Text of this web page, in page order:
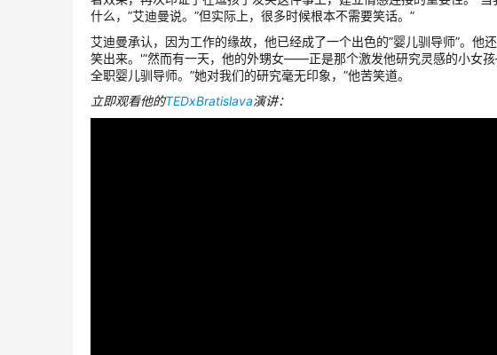
什么，”艾迪曼说。”但实际上，很多时候根本不需要笑话。”
艾迪曼承认，因为工作的缘故，他已经成了一个出色的”婴儿驯导师”。他
笑出来。'”然而有一天，他的外甥女——正是那个激发他研究灵感的小女
全职婴儿驯导师。”她对我们的研究毫无印象，”他苦笑道。
立即观看他的TEDxBratislava演讲：